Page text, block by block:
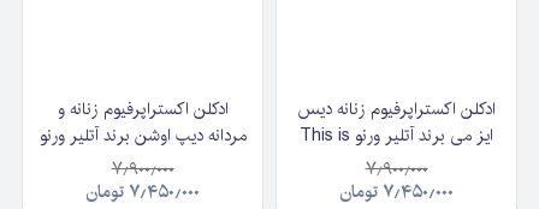
ادکلن اکستراپرفیوم زنانه دیس
ایز می برند آتلیر ورنو This is
۱۰۰ میلی لیتر
۷٫۹۰۰٫۰۰۰
۷٫۴۵۰٫۰۰۰ تومان
ادکلن اکستراپرفیوم زنانه و
مردانه دیپ اوشن برند آتلیر ورنو
| Atelier Verno Deep
Ocean حجم ۱۰۰ میلی‌لیتر
۷٫۹۰۰٫۰۰۰
۷٫۴۵۰٫۰۰۰ تومان